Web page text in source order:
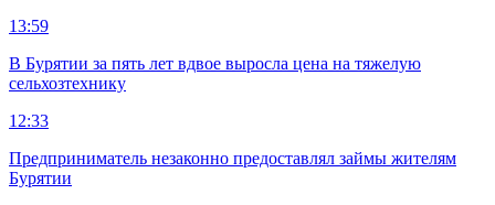
13:59
В Бурятии за пять лет вдвое выросла цена на тяжелую
сельхозтехнику
12:33
Предприниматель незаконно предоставлял займы жителям
Бурятии